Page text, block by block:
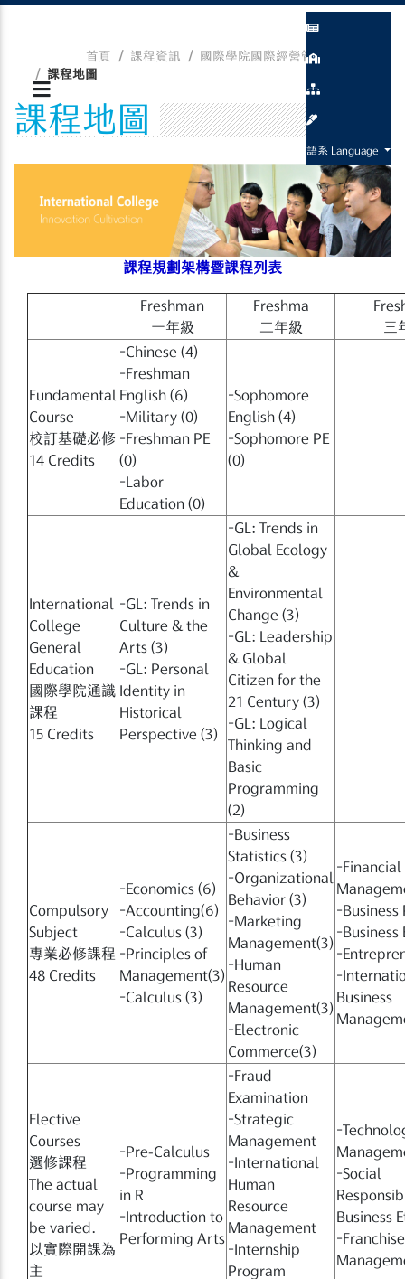
語系 Language
首頁 課程資訊
國際學院國際經營管理學位學程
課程地圖
課程地圖
課程規劃架構暨課程列表
Freshman
一年級
Freshma
二年級
三
Fundamental
Course
校訂基礎必修
14 Credits
−Chinese (4)
−Freshman
English (6)
−Military (0)
−Freshman PE
(0)
−Labor
Education (0)
−Sophomore
English (4)
−Sophomore PE
(0)
International
College
General
Education
國際學院通識
課程
15 Credits
−GL: Trends in
Culture & the
Arts (3)
−GL: Personal
Identity in
Historical
Perspective (3)
−GL: Trends in
Global Ecology
&
Environmental
Change (3)
−GL: Leadership
& Global
Citizen for the
21 Century (3)
−GL: Logical
Thinking and
Basic
Programming
(2)
Compulsory
Subject
專業必修課程
48 Credits
−Economics (6)
−Accounting(6)
−Calculus (3)
−Principles of
Management(3)
−Calculus (3)
−Business
Statistics (3)
−Organizational
Behavior (3)
−Marketing
Management(3)
−Human
Resource
Management(3)
−Electronic
Commerce(3)
−Financial
−Business
−Business
Business
Elective
Courses
選修課程
The actual
course may
be varied.
以實際開課為
主
−Pre-Calculus
−Programming
in R
−Introduction to
Performing Arts
−Fraud
Examination
−Strategic
Management
−International
Human
Resource
Management
−Internship
Program
−Social
Business
−Franchise